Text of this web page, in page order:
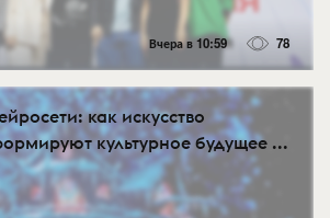
Вчера в 10:59 78
как искусство
культурное будущее ...